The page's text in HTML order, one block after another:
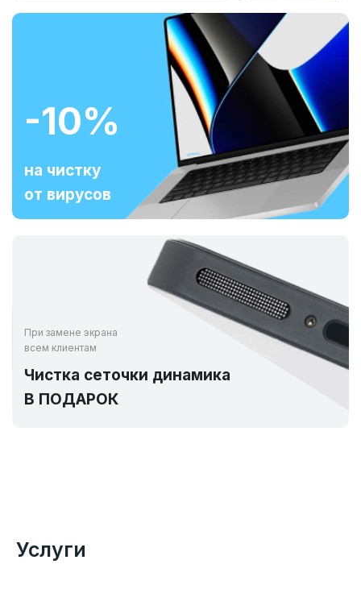
-10%
на чистку
от вирусов
При замене экрана
всем клиентам
Чистка сеточки динамика
В ПОДАРОК
Услуги